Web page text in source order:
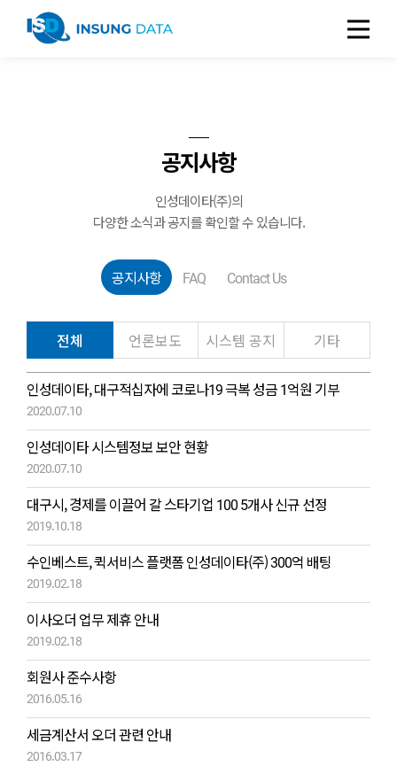
공지사항
인성데이타(주)의
다양한 소식과 공지를 확인할 수 있습니다.
공지사항 FAQ Contact Us
전체 언론보도 시스템 공지 기타
인성데이타, 대구적십자에 코로나19 극복 성금 1억원 기부
2020.07.10
인성데이타 시스템정보 보안 현황
2020.07.10
대구시, 경제를 이끌어 갈 스타기업 100 5개사 신규 선정
2019.10.18
수인베스트, 퀵서비스 플랫폼 인성데이타(주) 300억 배팅
2019.02.18
이사오더 업무 제휴 안내
2019.02.18
회원사 준수사항
2016.05.16
세금계산서 오더 관련 안내
2016.03.17